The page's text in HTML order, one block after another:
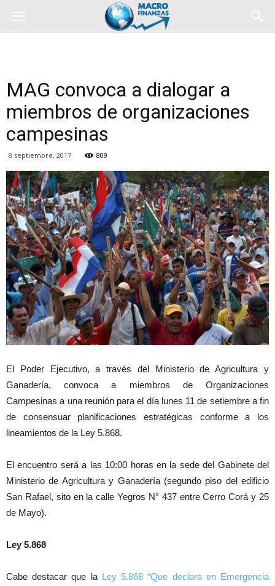
MAG convoca a dialogar a
miembros de organizaciones
campesinas
8 septiembre, 2017 809
El Poder Ejecutivo, a través del Ministerio de Agricultura y
Ganadería, convoca a miembros de Organizaciones
Campesinas a una reunión para el día lunes 11 de setiembre a fin
de consensuar planificaciones estratégicas conforme a los
lineamientos de la Ley 5.868.
El encuentro será a las 10:00 horas en la sede del Gabinete del
Ministerio de Agricultura y Ganadería (segundo piso del edificio
San Rafael, sito en la calle Yegros N° 437 entre Cerro Corá y 25
de Mayo).
Ley 5.868
Cabe destacar que la Ley 5.868 “Que declara en Emergencia